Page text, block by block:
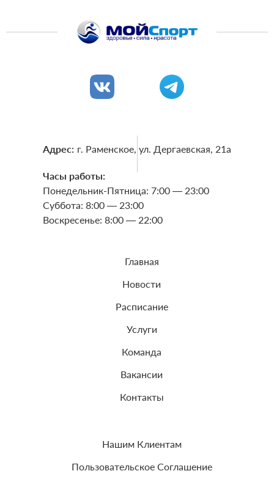
Главная
Новости
Расписание
Услуги
Команда
Вакансии
Контакты
Адрес: г. Раменское, ул. Дергаевская, 21a
Часы работы:
Понедельник-Пятница: 7:00 — 23:00
Суббота: 8:00 — 23:00
Воскресенье: 8:00 — 22:00
Нашим Клиентам
Пользовательское Соглашение